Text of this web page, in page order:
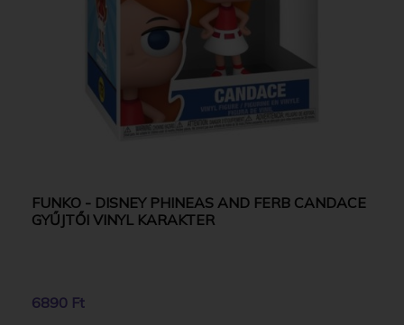
FUNKO - DISNEY PHINEAS AND FERB CANDACE
GYŰJTŐI VINYL KARAKTER
6890 Ft